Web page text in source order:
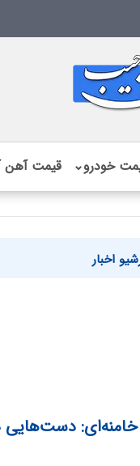
خودرو⌄ قیمت آهن
اخبار
دست‌هایی